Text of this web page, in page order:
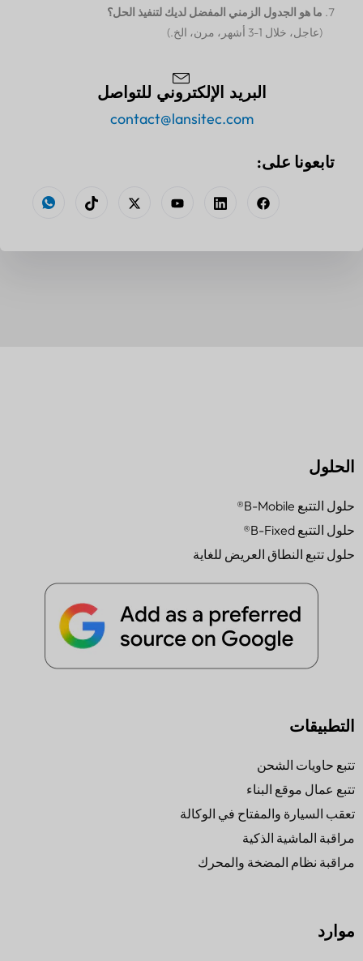
ما هو الجدول الزمني المفضل لديك لتنفيذ الحل؟
(عاجل، خلال 1-3 أشهر، مرن، الخ.)
البريد الإلكتروني للتواصل
contact@lansitec.com
تابعونا على:
الحلول
حلول التتبع B-Mobile®
حلول التتبع B-Fixed®
حلول تتبع النطاق العريض للغاية
التطبيقات
تتبع حاويات الشحن
تتبع عمال موقع البناء
تعقب السيارة والمفتاح في الوكالة
مراقبة الماشية الذكية
مراقبة نظام المضخة والمحرك
موارد